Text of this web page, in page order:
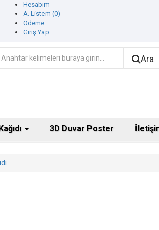
Hesabım
A. Listem (0)
Ödeme
Giriş Yap
Ara
3D Duvar Poster